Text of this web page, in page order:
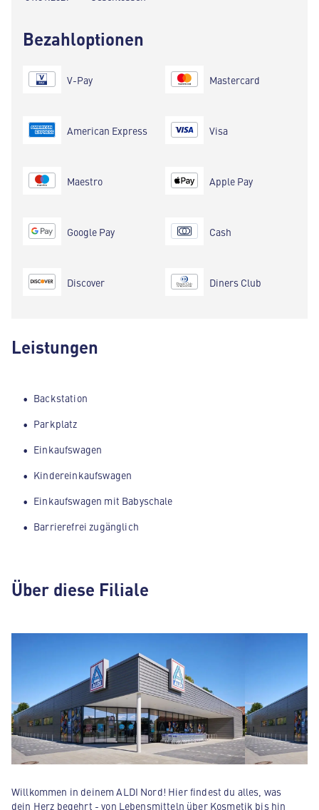
Bezahloptionen
V-Pay
American Express
Maestro
Google Pay
Discover
Mastercard
Visa
Apple Pay
Cash
Diners Club
Leistungen
Backstation
Parkplatz
Einkaufswagen
Kindereinkaufswagen
Einkaufswagen mit Babyschale
Barrierefrei zugänglich
Über diese Filiale
Willkommen in deinem ALDI Nord! Hier findest du alles, was
dein Herz begehrt - von Lebensmitteln über Kosmetik bis hin